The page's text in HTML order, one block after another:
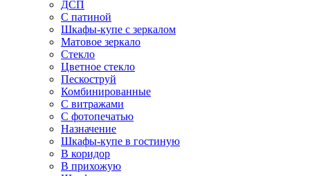
ДСП
С патиной
Шкафы-купе с зеркалом
Матовое зеркало
Стекло
Цветное стекло
Пескоструй
Комбинированные
С витражами
С фотопечатью
Назначение
Шкафы-купе в гостиную
В коридор
В прихожую